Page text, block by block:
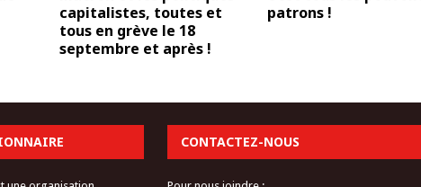
capitalistes, toutes et
tous en grève le 18
septembre et après !
patrons !
CONTACTEZ-NOUS